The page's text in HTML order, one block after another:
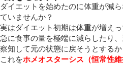
ダイエットを始めたのに体重が減
ていませんか？
実はダイエット初期は体重が増えっ
急に食事の量を極端に減らしたり
察知して元の状態に戻そうとするか
これをホメオスターシス（恒常性維